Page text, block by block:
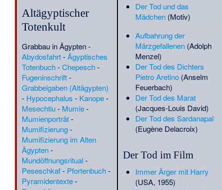
Christian Reithmann·
Christopher Wren ·
Chronologie der Kollaboration
der Vichy-Regierung beim
Holocaust·Claude Debussy
Clementine d’Orléans·
Consuelo de Saint-Exupéry·
Corynexochida ·Curt
Piorkowski·Curt
Schiemichen ·Cäcilie-
Bleeker-Park·Daniel Triller·
Daniel Urrabieta Vierge·
David Berg·David Kellogg
(Mikrobiologe)·David Lloyd
Dedë Gjon Luli
Dedvukaj·Demë Ali Pozhari
Der Hl. Hieronymus
Altägyptischer
Totenkult
Grabbau in Ägypten-
Abydosfahrt-Ägyptisches
Totenbuch-Chepesch-
Fugeninschrift-
Grabbeigaben (Altägypten)
- Hypocephalus - Kanope-
Mesechtiu- Mumie-
Mumienporträt-
Mumifizierung-
Mumifizierung im Alten
Ägypten-
Mundöffnungsritual-
Peseschkaf- Pfortenbuch-
Pyramidentexte-
Der Tod und das
Mädchen(Motiv)
Aufbahrung der
Märzgefallenen(Adolph
Menzel)
Der Tod des Dichters
Pietro Aretino(Anselm
Feuerbach)
Der Tod des Marat
(Jacques-Louis David)
Der Tod des Sardanapal
(Eugène Delacroix)
Der Tod im Film
Immer Ärger mit Harry
(USA, 1955)